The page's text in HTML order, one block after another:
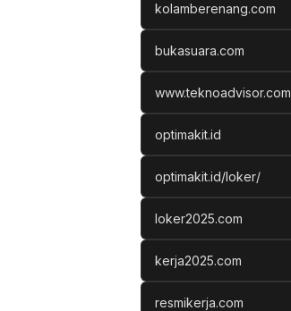
kolamberenang.com
bukasuara.com
www.teknoadvisor.com
optimakit.id
optimakit.id/loker/
loker2025.com
kerja2025.com
resmikerja.com